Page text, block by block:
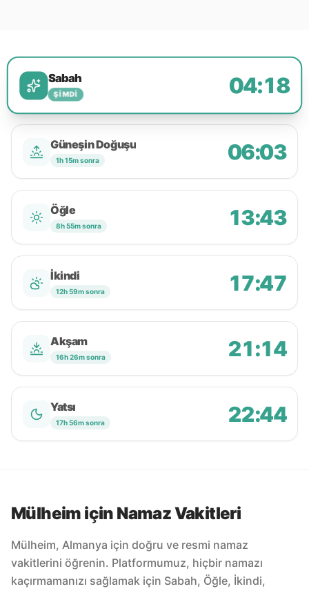
Sabah
ŞIMDI 04:18
Güneşin Doğuşu
1h 15m sonra 06:03
Öğle
8h 55m sonra 13:43
İkindi
12h 59m sonra 17:47
Akşam
16h 26m sonra 21:14
Yatsı
17h 56m sonra 22:44
Mülheim için Namaz Vakitleri
Mülheim, Almanya için doğru ve resmi namaz
vakitlerini öğrenin. Platformumuz, hiçbir namazı
kaçırmamanızı sağlamak için Sabah, Öğle, İkindi,